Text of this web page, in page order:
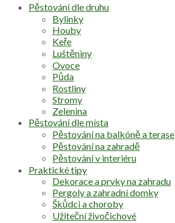
Pěstování dle druhu
Bylinky
Houby
Keře
Luštěniny
Ovoce
Půda
Rostliny
Stromy
Zelenina
Pěstování dle místa
Pěstování na balkóně a terase
Pěstování na zahradě
Pěstování v interiéru
Praktické tipy
Dekorace a prvky na zahradu
Pergoly a zahradní domky
Škůdci a choroby
Užiteční živočichové